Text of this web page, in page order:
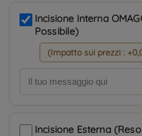
Incisione Interna
Possibile)
(Impatto sui prezzi :
Incisione Esterna